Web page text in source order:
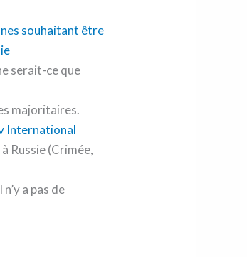
serait-ce que
majoritaires.
International
Russie (Crimée,
a pas de